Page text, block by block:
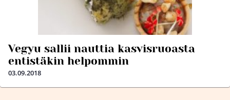
Vegyu sallii nauttia kasvisruoasta
entistäkin helpommin
03.09.2018